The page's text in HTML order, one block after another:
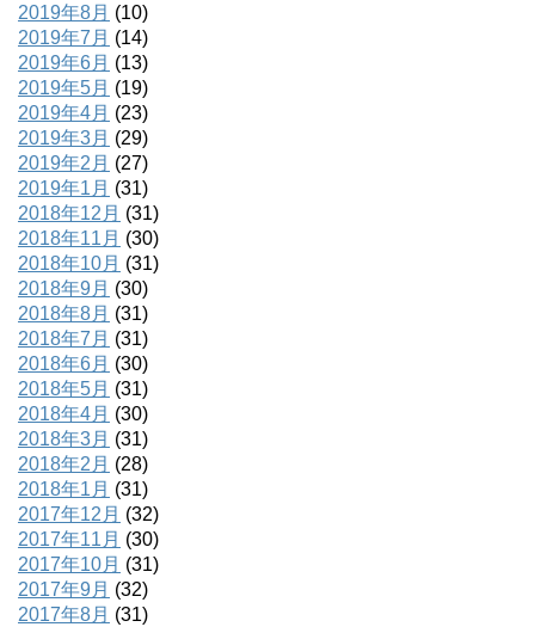
2019年8月 (10)
2019年7月 (14)
2019年6月 (13)
2019年5月 (19)
2019年4月 (23)
2019年3月 (29)
2019年2月 (27)
2019年1月 (31)
2018年12月 (31)
2018年11月 (30)
2018年10月 (31)
2018年9月 (30)
2018年8月 (31)
2018年7月 (31)
2018年6月 (30)
2018年5月 (31)
2018年4月 (30)
2018年3月 (31)
2018年2月 (28)
2018年1月 (31)
2017年12月 (32)
2017年11月 (30)
2017年10月 (31)
2017年9月 (32)
2017年8月 (31)